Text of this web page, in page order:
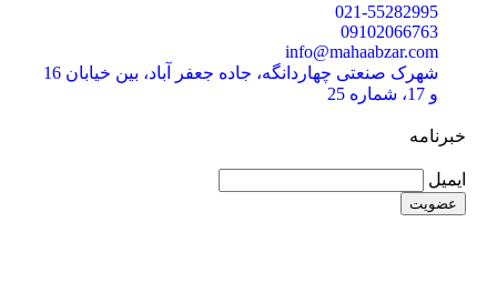
021-55282995
09102066763
info@mahaabzar.com
شهرک صنعتی چهاردانگه، جاده جعفر آباد، بین خیابان 16
و 17، شماره 25
خبرنامه
ایمیل